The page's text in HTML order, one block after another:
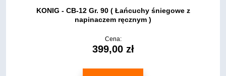
KONIG - CB-12 Gr. 90 ( Łańcuchy śniegowe z
napinaczem ręcznym )
Cena:
399,00 zł